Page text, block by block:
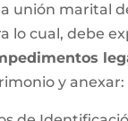
unión marital
lo cual, debe
y anexar: